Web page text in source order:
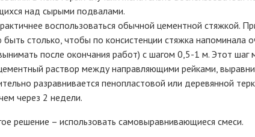
над сырыми подвалами.
воспользоваться обычной цементной стяжкой.
столько, чтобы по консистенции стяжка напоминала
после окончания работ) с шагом 0,5-1 м. Этот
раствор между направляющими рейками,
разравнивается пенопластовой или деревянной
через 2 недели.
решение – использовать самовыравнивающиеся смеси.